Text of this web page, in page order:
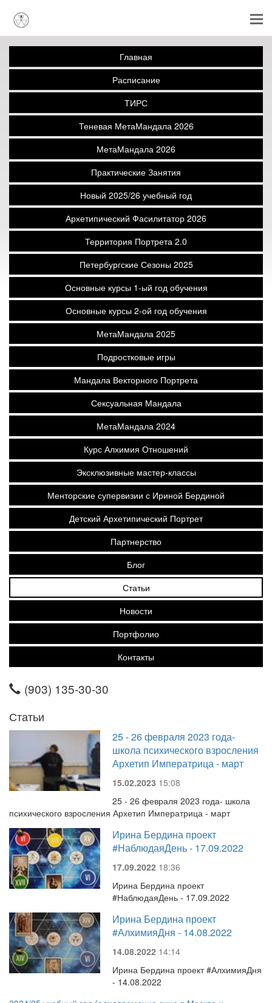
Главная
Расписание
ТИРС
Теневая МетаМандала 2026
МетаМандала 2026
Практические Занятия
Новый 2025/26 учебный год
Архетипический Фасилитатор 2026
Территория Портрета 2.0
Петербургские Сезоны 2025
Основные курсы 1-ый год обучения
Основные курсы 2-ой год обучения
МетаМандала 2025
Подростковые игры
Мандала Векторного Портрета
Сексуальная Мандала
МетаМандала 2024
Курс Алхимия Отношений
Эксклюзивные мастер-классы
Менторские супервизии с Ириной Бердиной
Детский Архетипический Портрет
Партнерство
Блог
Статьи
Новости
Портфолио
Контакты
(903) 135-30-30
Статьи
25 - 26 февраля 2023 года-
школа психического взросления
Архетип Императрица - март
15.02.2023 15:08
25 - 26 февраля 2023 года- школа
психического взросления Архетип Императрица - март
Ирина Бердина проект
#НаблюдаяДень - 17.09.2022
17.09.2022 18:36
Ирина Бердина проект
#НаблюдаяДень - 17.09.2022
Ирина Бердина проект
#АлхимияДня - 14.08.2022
14.08.2022 14:14
Ирина Бердина проект #АлхимияДня
- 14.08.2022